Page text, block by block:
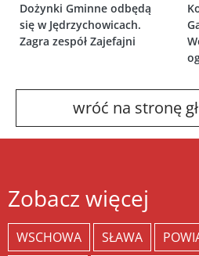
Dożynki Gminne odbędą
się w Jędrzychowicach.
Zagra zespół Zajefajni
wróć na stronę
Zobacz więcej
WSCHOWA SŁAWA